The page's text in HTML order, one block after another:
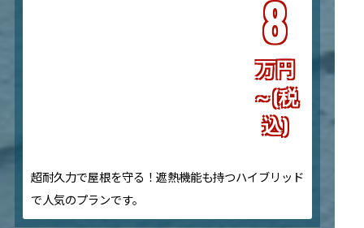
8
万円
～(税
込)
超耐久力で屋根を守る！遮熱機能も持つハイブリッド
で人気のプランです。